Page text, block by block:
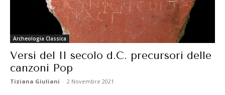
Archeologia Classica
Versi del II secolo d.C. precursori delle
canzoni Pop
Tiziana Giuliani - 2 Novembre 2021